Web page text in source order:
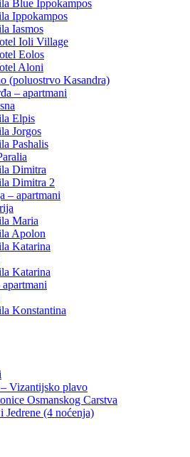
Blue Ippokampos
Ippokampos
Iasmos
Ioli Village
Eolos
Aloni
(poluostrvo Kasandra)
– apartmani
Elpis
Jorgos
Pashalis
Dimitra
Dimitra 2
– apartmani
Maria
Apolon
Katarina
Katarina
Konstantina
Vizantijsko plavo
Osmanskog Carstva
Jedrene (4 noćenja)